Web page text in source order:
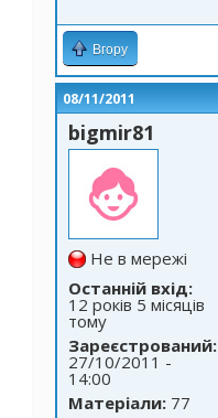
Вгору
08/11/2011
bigmir81
Не в мережі
Останній вхід:
12 років 5 місяців
тому
Зареєстрований:
27/10/2011 -
14:00
Матеріали: 77